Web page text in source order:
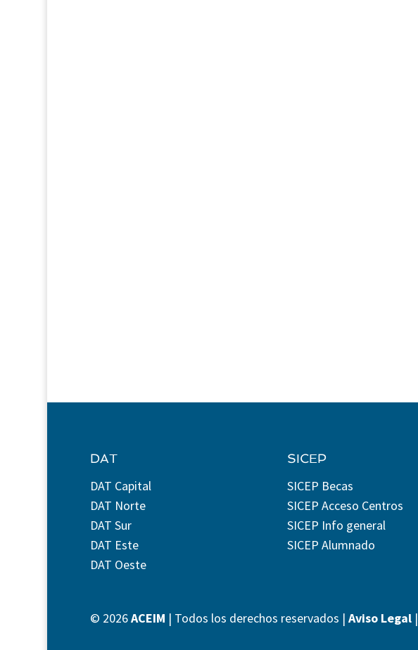
DAT
DAT Capital
DAT Norte
DAT Sur
DAT Este
DAT Oeste
SICEP
SICEP Becas
SICEP Acceso Centros
SICEP Info general
SICEP Alumnado
© 2026ACEIM | Todos los derechos reservados | Aviso Legal|